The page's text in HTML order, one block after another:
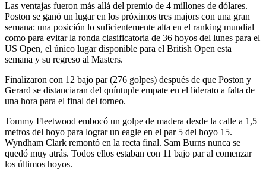
Las ventajas fueron más allá del premio de 4 millones de dólares.
Poston se ganó un lugar en los próximos tres majors con una gran
semana: una posición lo suficientemente alta en el ranking mundial
como para evitar la ronda clasificatoria de 36 hoyos del lunes para el
US Open, el único lugar disponible para el British Open esta
semana y su regreso al Masters.
Finalizaron con 12 bajo par (276 golpes) después de que Poston y
Gerard se distanciaran del quíntuple empate en el liderato a falta de
una hora para el final del torneo.
Tommy Fleetwood embocó un golpe de madera desde la calle a 1,5
metros del hoyo para lograr un eagle en el par 5 del hoyo 15.
Wyndham Clark remontó en la recta final. Sam Burns nunca se
quedó muy atrás. Todos ellos estaban con 11 bajo par al comenzar
los últimos hoyos.